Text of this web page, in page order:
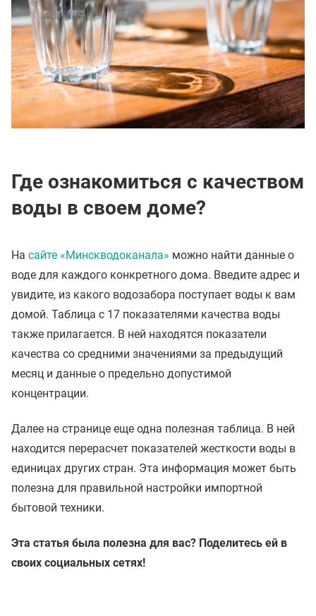
Где ознакомиться с качеством
воды в своем доме?
На сайте «Минскводоканала» можно найти данные о
воде для каждого конкретного дома. Введите адрес и
увидите, из какого водозабора поступает воды к вам
домой. Таблица с 17 показателями качества воды
также прилагается. В ней находятся показатели
качества со средними значениями за предыдущий
месяц и данные о предельно допустимой
концентрации.
Далее на странице еще одна полезная таблица. В ней
находится перерасчет показателей жесткости воды в
единицах других стран. Эта информация может быть
полезна для правильной настройки импортной
бытовой техники.
Эта статья была полезна для вас? Поделитесь ей в
своих социальных сетях!